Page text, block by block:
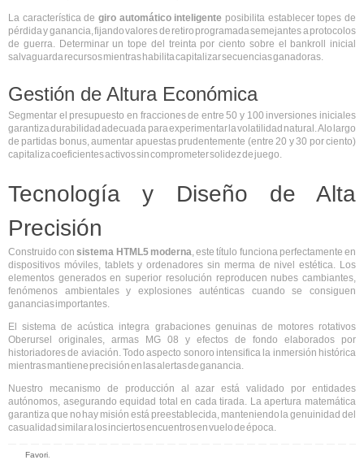
La característica de giro automático inteligente posibilita establecer topes de
pérdida y ganancia, fijando valores de retiro programada semejantes a protocolos
de guerra. Determinar un tope del treinta por ciento sobre el bankroll inicial
salvaguarda recursos mientras habilita capitalizar secuencias ganadoras.
Gestión de Altura Económica
Segmentar el presupuesto en fracciones de entre 50 y 100 inversiones iniciales
garantiza durabilidad adecuada para experimentar la volatilidad natural. A lo largo
de partidas bonus, aumentar apuestas prudentemente (entre 20 y 30 por ciento)
capitaliza coeficientes activos sin comprometer solidez de juego.
Tecnología y Diseño de Alta
Precisión
Construido consistema HTML5 moderna, este título funciona perfectamente en
dispositivos móviles, tablets y ordenadores sin merma de nivel estética. Los
elementos generados en superior resolución reproducen nubes cambiantes,
fenómenos ambientales y explosiones auténticas cuando se consiguen
ganancias importantes.
El sistema de acústica integra grabaciones genuinas de motores rotativos
Oberursel originales, armas MG 08 y efectos de fondo elaborados por
historiadores de aviación. Todo aspecto sonoro intensifica la inmersión histórica
mientras mantiene precisión en las alertas de ganancia.
Nuestro mecanismo de producción al azar está validado por entidades
autónomos, asegurando equidad total en cada tirada. La apertura matemática
garantiza que no hay misión está preestablecida, manteniendo la genuinidad del
casualidad similar a los inciertos encuentros en vuelo de época.
Favori